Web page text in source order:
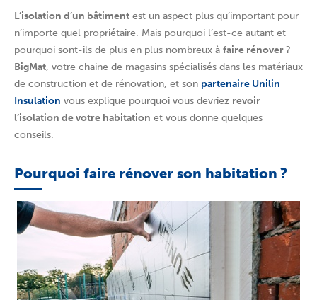
L’isolation d’un bâtiment est un aspect plus qu’important pour
n’importe quel propriétaire. Mais pourquoi l’est-ce autant et
pourquoi sont-ils de plus en plus nombreux à faire rénover?
BigMat, votre chaine de magasins spécialisés dans les matériaux
de construction et de rénovation, et son partenaire Unilin
Insulation vous explique pourquoi vous devriez revoir
l’isolation de votre habitation et vous donne quelques
conseils.
Pourquoi faire rénover son habitation ?